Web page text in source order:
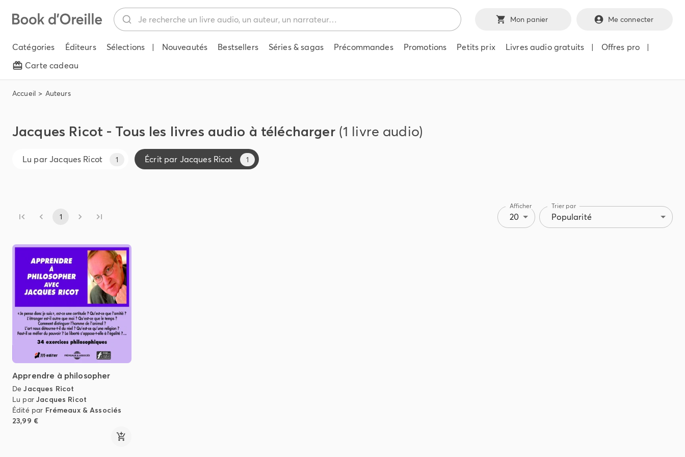
Mon panier Me connecter
Catégories Éditeurs Sélections | Nouveautés Bestsellers Séries & sagas Précommandes Promotions Petits prix Livres audio gratuits | Offres pro
|
Carte cadeau
Accueil Auteurs
Jacques Ricot - Tous les livres audio à télécharger (1 livre audio)
Lu parJacques Ricot 1 Écrit par Jacques Ricot 1
1
Afficher
20
Trier par
Popularité
Apprendre à philosopher
DeJacques Ricot
Lu parJacques Ricot
Édité par Frémeaux & Associés
23,99 €